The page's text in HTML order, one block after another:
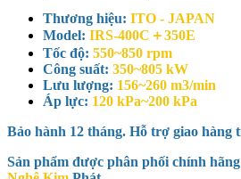
Thương hiệu: ITO - JAPAN
Model: IRS-400C＋350E
Tốc độ: 550~850 rpm
Công suất: 350~805 kW
Lưu lượng: 156~260 m3/min
Áp lực: 120 kPa~200 kPa
Bảo hành 12 tháng. Hỗ trợ giao hàng
Sản phẩm được phân phối chính